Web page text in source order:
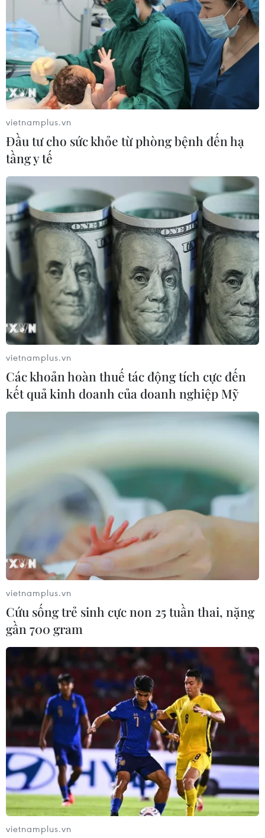
vietnamplus.vn
Đầu tư cho sức khỏe từ phòng bệnh đến hạ
tầng y tế
vietnamplus.vn
Các khoản hoàn thuế tác động tích cực đến
kết quả kinh doanh của doanh nghiệp Mỹ
vietnamplus.vn
Cứu sống trẻ sinh cực non 25 tuần thai, nặng
gần 700 gram
vietnamplus.vn